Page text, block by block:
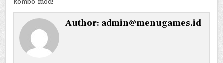
Author: admin@menugames.id